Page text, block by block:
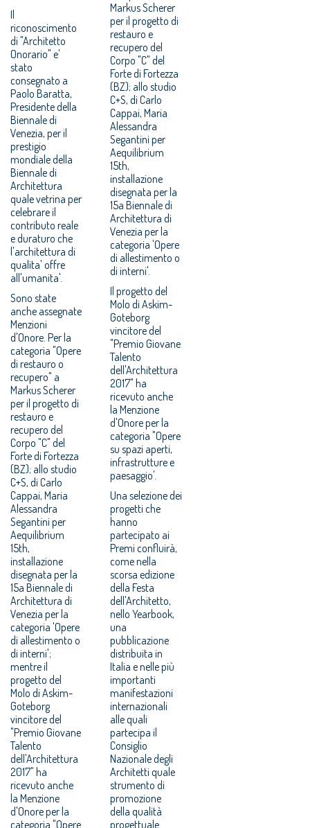
Il
riconoscimento
di "Architetto
Onorario" e'
stato
consegnato a
Paolo Baratta,
Presidente della
Biennale di
Venezia, per il
prestigio
mondiale della
Biennale di
Architettura
quale vetrina per
celebrare il
contributo reale
e duraturo che
l'architettura di
qualita' offre
all'umanita'.
Sono state
anche assegnate
Menzioni
d'Onore. Per la
categoria "Opere
di restauro o
recupero" a
Markus Scherer
per il progetto di
restauro e
recupero del
Corpo "C" del
Forte di Fortezza
(BZ); allo studio
C+S, di Carlo
Cappai, Maria
Alessandra
Segantini per
Aequilibrium
15th,
installazione
disegnata per la
15a Biennale di
Architettura di
Venezia per la
categoria 'Opere
di allestimento o
di interni';
mentre il
progetto del
Molo di Askim-
Goteborg
vincitore del
"Premio Giovane
Talento
dell'Architettura
2017" ha
ricevuto anche
la Menzione
d'Onore per la
categoria "Opere
Markus Scherer
per il progetto di
restauro e
recupero del
Corpo "C" del
Forte di Fortezza
(BZ); allo studio
C+S, di Carlo
Cappai, Maria
Alessandra
Segantini per
Aequilibrium
15th,
installazione
disegnata per la
15a Biennale di
Architettura di
Venezia per la
categoria 'Opere
di allestimento o
di interni'.
Il progetto del
Molo di Askim-
Goteborg
vincitore del
"Premio Giovane
Talento
dell'Architettura
2017" ha
ricevuto anche
la Menzione
d'Onore per la
categoria "Opere
su spazi aperti,
infrastrutture e
paesaggio'.
Una selezione dei
progetti che
hanno
partecipato ai
Premi confluirà,
come nella
scorsa edizione
della Festa
dell'Architetto,
nello Yearbook,
una
pubblicazione
distribuita in
Italia e nelle più
importanti
manifestazioni
internazionali
alle quali
partecipa il
Consiglio
Nazionale degli
Architetti quale
strumento di
promozione
della qualità
progettuale